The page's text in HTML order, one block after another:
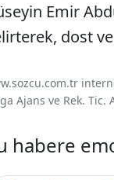
Emir
dost
Ajans ve Rek.
habere